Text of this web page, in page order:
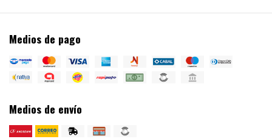
Medios de pago
Medios de envío